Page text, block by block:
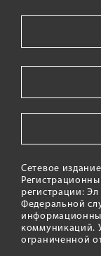
Сетевое
регистрации:
Федеральной
коммуникаций.
ограниченной